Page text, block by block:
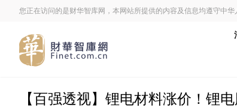
您正在访问的是财华智库网，本网站所提供的内容及信息均遵守中华
【百强透视】锂电材料涨价！锂